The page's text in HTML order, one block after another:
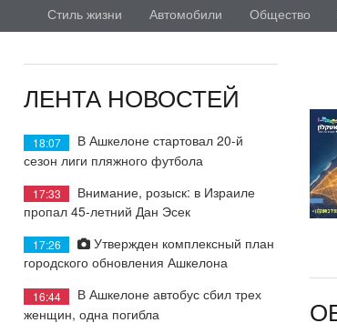
Стиль жизни Автомобили Общество
ЛЕНТА НОВОСТЕЙ
18:07
В Ашкелоне стартовал 20-й
сезон лиги пляжного футбола
17:33
Внимание, розыск: в Израиле
пропал 45-летний Дан Эсек
17:26
Утвержден комплексный план
городского обновления Ашкелона
16:44
В Ашкелоне автобус сбил трех
женщин, одна погибла